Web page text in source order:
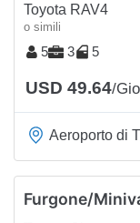
Toyota RAV4
o simili
5 3 5
USD 49.64/
Aeroporto di
Furgone/